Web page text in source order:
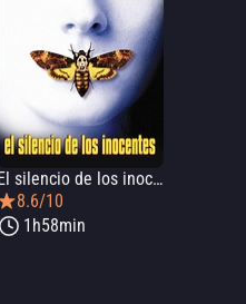
El silencio de los inocentes
8.6/10
1h58min